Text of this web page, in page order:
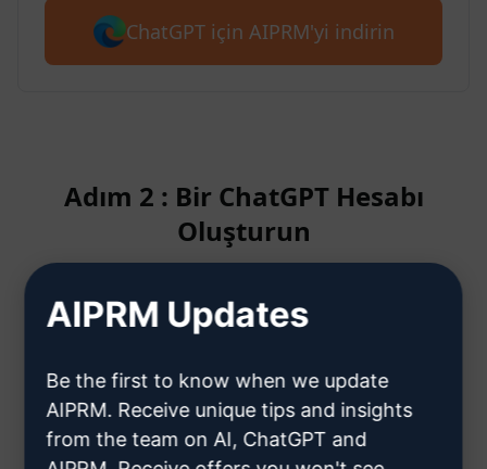
ChatGPT için AIPRM'yi indirin
Adım 2 : Bir ChatGPT Hesabı
Oluşturun
ChatGPT hesabının nasıl
buraya tıklayın
AIPRM Updates
Be the first to know when we update
AIPRM. Receive unique tips and insights
from the team on AI, ChatGPT and